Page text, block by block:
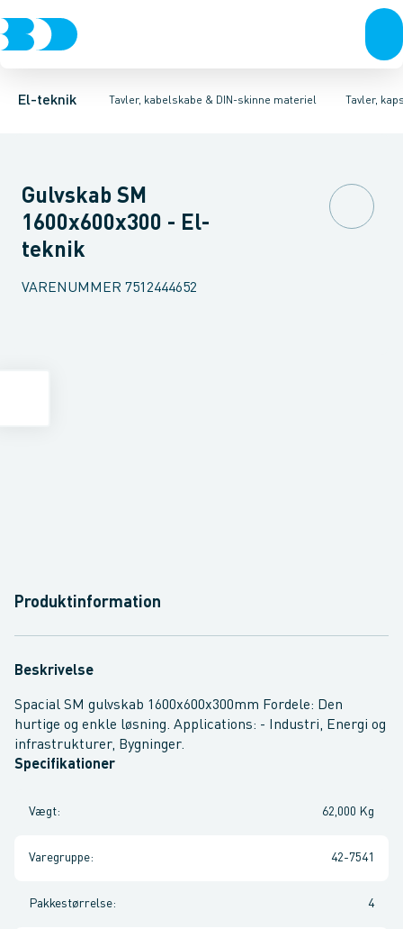
El-teknik Tavler, kabelskabe & DIN-skinne materiel
Afbrydere, stikkontakter & lampeudtagForgreningsmateriel
Tavler,
Tavler, kapsling og rackskabe Fordelings-/byggepladstavler
Ventilationsplade (indkapsling/skab)Dækplade / mærkeplade
Gulvskab SM
1600x600x300 - El-
teknik
VARENUMMER 7512444652
Produktinformation
Beskrivelse
Spacial SM gulvskab 1600x600x300mm Fordele: Den
hurtige og enkle løsning. Applications: - Industri, Energi og
infrastrukturer, Bygninger.
Specifikationer
Vægt: 62,000 Kg
Varegruppe: 42-7541
Pakkestørrelse: 4